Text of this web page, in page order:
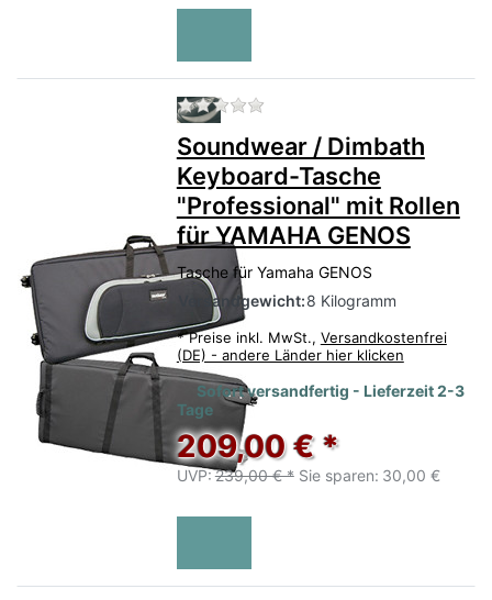
Zu diesem Produkt liegen
Soundwear / Dimbath
Keyboard-Tasche
"Professional" mit Rollen
für YAMAHA GENOS
Tasche für Yamaha GENOS
Versandgewicht:8 Kilogramm
* Preise inkl. MwSt., Versandkostenfrei
(DE) - andere Länder hier klicken
Sofort versandfertig - Lieferzeit 2-3
Tage
209,00 € *
UVP:239,00 € * Sie sparen: 30,00 €